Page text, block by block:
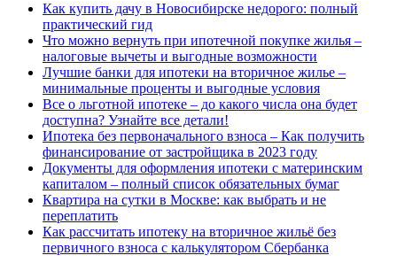
Как купить дачу в Новосибирске недорого: полный
практический гид
Что можно вернуть при ипотечной покупке жилья –
налоговые вычеты и выгодные возможности
Лучшие банки для ипотеки на вторичное жилье –
минимальные проценты и выгодные условия
Все о льготной ипотеке – до какого числа она будет
доступна? Узнайте все детали!
Ипотека без первоначального взноса – Как получить
финансирование от застройщика в 2023 году
Документы для оформления ипотеки с материнским
капиталом – полный список обязательных бумаг
Квартира на сутки в Москве: как выбрать и не
переплатить
Как рассчитать ипотеку на вторичное жильё без
первичного взноса с калькулятором Сбербанка